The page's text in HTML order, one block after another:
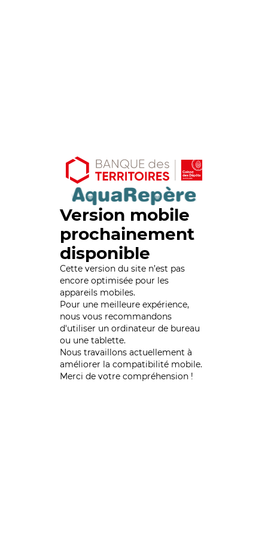
Version mobile
prochainement
disponible
Cette version du site n’est pas
encore optimisée pour les
appareils mobiles.
Pour une meilleure expérience,
nous vous recommandons
d'utiliser un ordinateur de bureau
ou une tablette.
Nous travaillons actuellement à
améliorer la compatibilité mobile.
Merci de votre compréhension !